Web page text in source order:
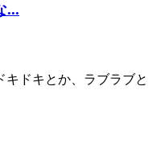
...
ドキとか、ラブラブと